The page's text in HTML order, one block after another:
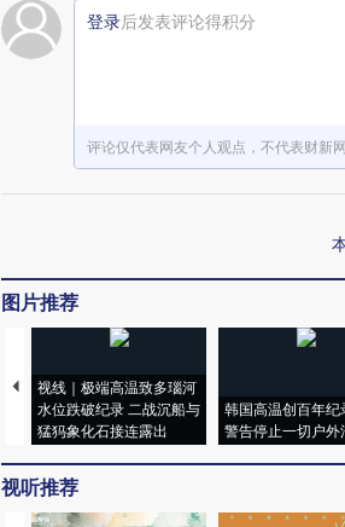
登录后发表评论得积分
评论仅代表网友个人观点，不代表财新
图片推荐
视线｜极端高温致多瑙河
水位跌破纪录 二战沉船与
猛犸象化石接连露出
韩国高温创百年纪
警告停止一切户外
视听推荐